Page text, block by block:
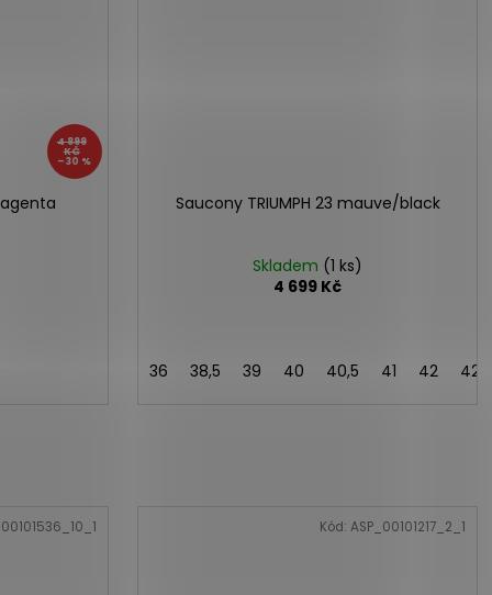
4 899
KČ
–30 %
Saucony TRIUMPH 23 mauve/black
Skladem (1 ks)
4 699 Kč
36 38,5 39 40 40,5 41 42 42,5
Kód: ASP_00101217_2_1